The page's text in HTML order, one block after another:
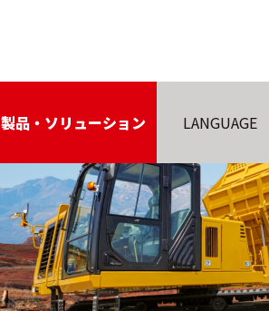
製品・ソリューション LANGUAGE